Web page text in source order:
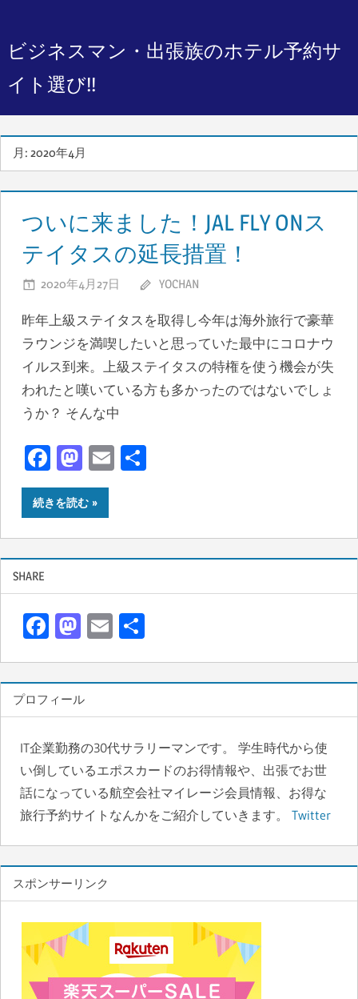
テ
ン
キ
ッ
ビジネスマン・出張族のホテル予約サ
イト選び!!
月: 2020年4月
ついに来ました！JAL FLY ONス
テイタスの延長措置！
2020年4月27日 YOCHAN
昨年上級ステイタスを取得し今年は海外旅行で豪華
ラウンジを満喫したいと思っていた最中にコロナウ
イルス到来。上級ステイタスの特権を使う機会が失
われたと嘆いている方も多かったのではないでしょ
うか？ そんな中
Facebook
Mastodon
Email
共
続きを読む
SHARE
F
e
b
o
o
k
M
to
d
o
n
E
ail
プロフィール
IT企業勤務の30代サラリーマンです。 学生時代から使
い倒しているエポスカードのお得情報や、出張でお世
話になっている航空会社マイレージ会員情報、お得な
旅行予約サイトなんかをご紹介していきます。 Twitter
スポンサーリンク